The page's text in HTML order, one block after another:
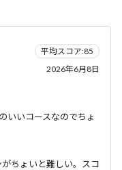
平均スコア:85
2026年6月8日
いいコースなのでちょ
ちょいと難しい。スコ